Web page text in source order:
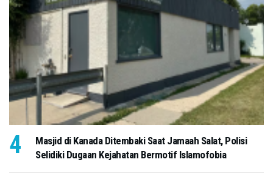
Masjid di Kanada Ditembaki Saat Jamaah Salat, Polisi
Selidiki Dugaan Kejahatan Bermotif Islamofobia